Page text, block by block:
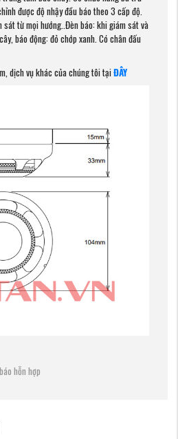
được độ nhậy đầu báo theo 3 cấp độ.
sát từ mọi hướng..Đèn báo: khi giám sát và
báo động: đỏ chớp xanh. Có chân đấu
dịch vụ khác của chúng tôi tạiĐÂY
hỗn hợp